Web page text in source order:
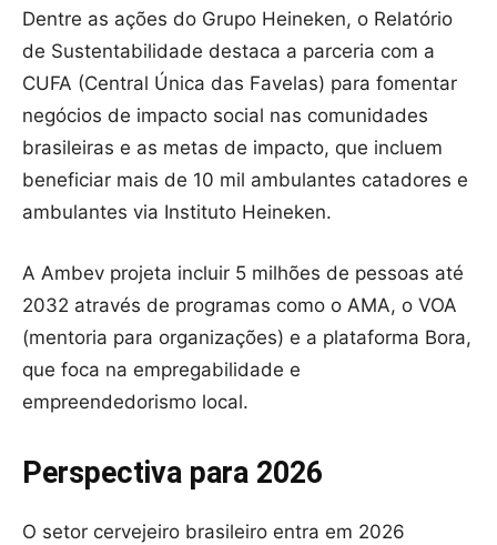
Dentre as ações do Grupo Heineken, o Relatório
de Sustentabilidade destaca a parceria com a
CUFA (Central Única das Favelas) para fomentar
negócios de impacto social nas comunidades
brasileiras e as metas de impacto, que incluem
beneficiar mais de 10 mil ambulantes catadores e
ambulantes via Instituto Heineken.
A Ambev projeta incluir 5 milhões de pessoas até
2032 através de programas como o AMA, o VOA
(mentoria para organizações) e a plataforma Bora,
que foca na empregabilidade e
empreendedorismo local.
Perspectiva para 2026
O setor cervejeiro brasileiro entra em 2026